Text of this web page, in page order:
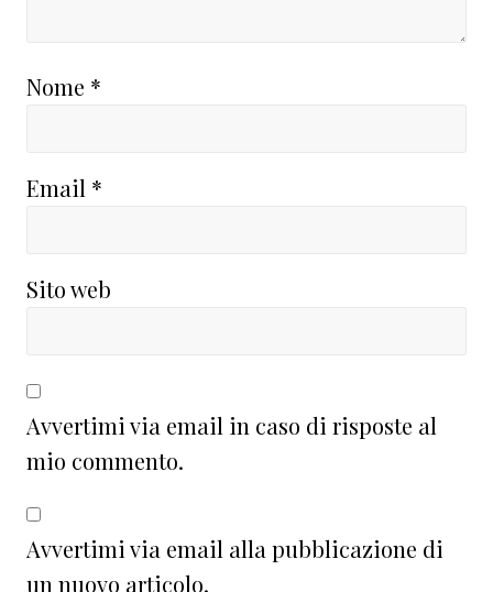
Nome *
Email *
Sito web
Avvertimi via email in caso di risposte al
mio commento.
Avvertimi via email alla pubblicazione di
un nuovo articolo.